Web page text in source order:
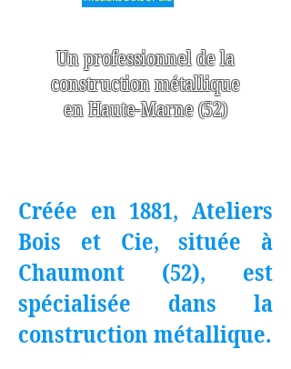
Un professionnel de la
construction métallique
en Haute-Marne (52)
Créée en 1881, Ateliers
Bois et Cie, située à
Chaumont (52), est
spécialisée dans la
construction métallique.